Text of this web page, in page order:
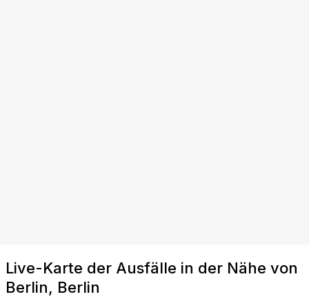
Live-Karte der Ausfälle in der Nähe von
Berlin, Berlin